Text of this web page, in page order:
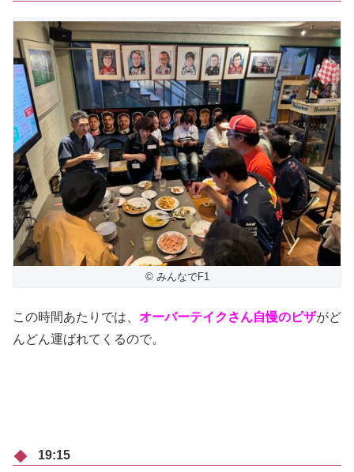
© みんなでF1
この時間あたりでは、 オーバーテイクさん自慢のピザがど
んどん運ばれてくるので。
19:15